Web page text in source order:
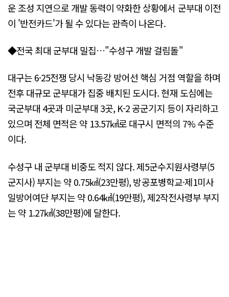
운 조성 지연으로 개발 동력이 약화한 상황에서 군부대 이전
이 '반전카드'가 될 수 있다는 관측이 나온다.
◆전국 최대 군부대 밀집…"수성구 개발 걸림돌"
대구는 6·25전쟁 당시 낙동강 방어선 핵심 거점 역할을 하며
전후 대규모 군부대가 집중 배치된 도시다. 현재 도심에는
국군부대 4곳과 미군부대 3곳, K-2 공군기지 등이 자리하고
있으며 전체 면적은 약 13.57㎢로 대구시 면적의 7% 수준
이다.
수성구 내 군부대 비중도 적지 않다. 제5군수지원사령부(5
군지사) 부지는 약 0.75㎢(23만평), 방공포병학교·제1미사
일방어여단 부지는 약 0.64㎢(19만평), 제2작전사령부 부지
는 약 1.27㎢(38만평)에 달한다.